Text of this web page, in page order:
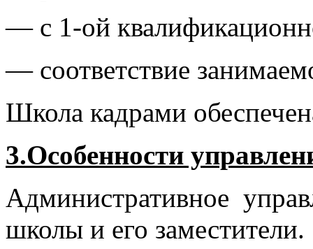
— с 1-ой
— соответствие
Школа кадрами
3.Особенности
Административное
школы и его заместители.